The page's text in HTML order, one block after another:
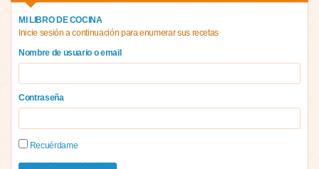
MI LIBRO DE COCINA
Inicie sesión a continuación para enumerar sus recetas
Nombre de usuario o email
Contraseña
Recuérdame